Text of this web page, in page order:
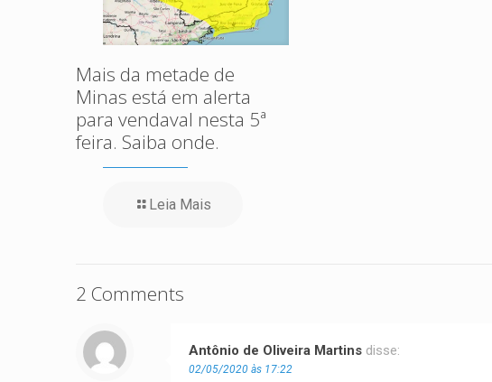
Mais da metade de
Minas está em alerta
para vendaval nesta 5ª
feira. Saiba onde.
Leia Mais
2 Comments
Antônio de Oliveira Martins disse:
02/05/2020 às 17:22